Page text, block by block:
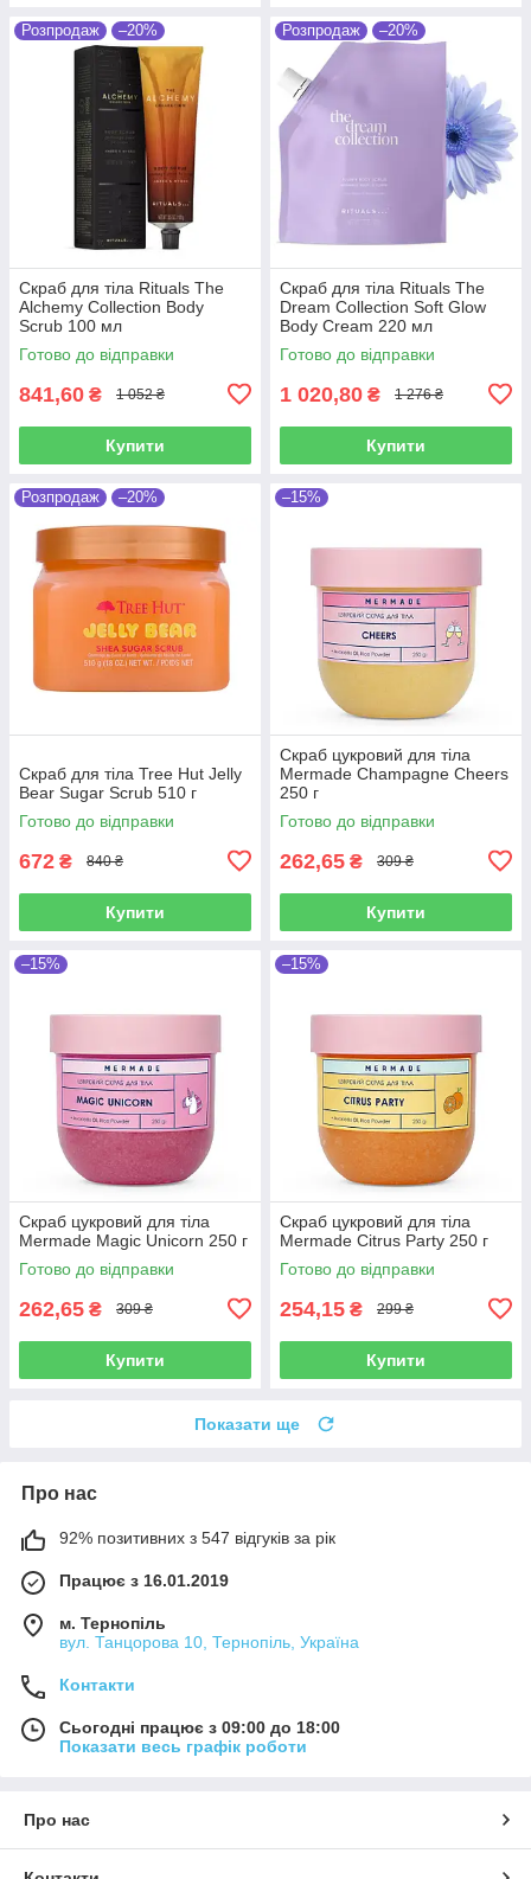
Розпродаж –20%
Скраб для тіла Rituals The
Alchemy Collection Body
Scrub 100 мл
Готово до відправки
841,60 ₴ 1 052 ₴
Купити
Розпродаж –20%
Скраб для тіла Rituals The
Dream Collection Soft Glow
Body Cream 220 мл
Готово до відправки
1 020,80 ₴ 1 276 ₴
Купити
Розпродаж –20%
Скраб для тіла Tree Hut Jelly
Bear Sugar Scrub 510 г
Готово до відправки
672 ₴ 840 ₴
Купити
–15%
Скраб цукровий для тіла
Mermade Champagne Cheers
250 г
Готово до відправки
262,65 ₴ 309 ₴
Купити
–15%
Скраб цукровий для тіла
Mermade Magic Unicorn 250 г
Готово до відправки
262,65 ₴ 309 ₴
Купити
–15%
Скраб цукровий для тіла
Mermade Citrus Party 250 г
Готово до відправки
254,15 ₴ 299 ₴
Купити
Показати ще
Про нас
92% позитивних з 547 відгуків за рік
Працює з 16.01.2019
м. Тернопіль
вул. Танцорова 10, Тернопіль, Україна
Контакти
Сьогодні працює з 09:00 до 18:00
Показати весь графік роботи
Про нас